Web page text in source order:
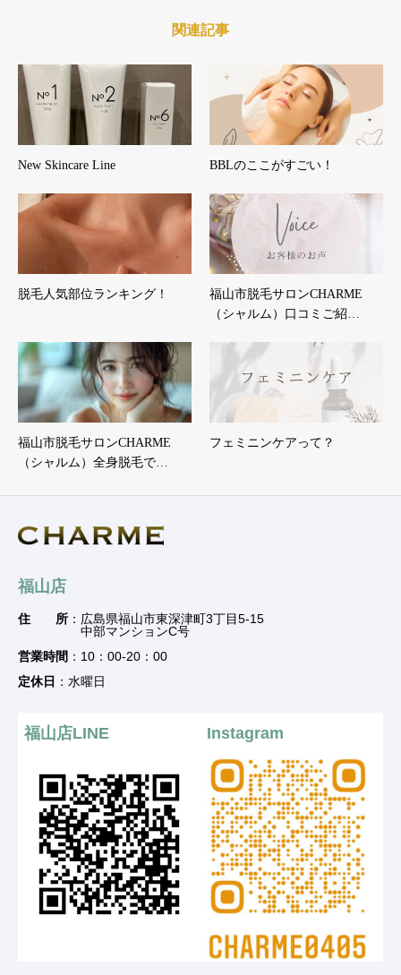
関連記事
New Skincare Line BBLのここがすごい！
脱毛人気部位ランキング！
福山市脱毛サロンCHARME
（シャルム）口コミご紹…
福山市脱毛サロンCHARME
（シャルム）全身脱毛で…
フェミニンケアって？
福山店
住 所 ：広島県福山市東深津町3丁目5-15
中部マンションC号
営業時間 ：10：00-20：00
定休日 ：水曜日
福山店LINE Instagram